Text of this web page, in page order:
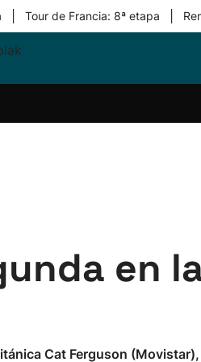
Tour de Francia: 8ª etapa
en
Cat Ferguson